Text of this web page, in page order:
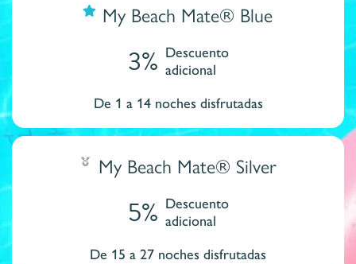
My Beach Mate® Blue
3% Descuento
adicional
De 1 a 14 noches disfrutadas
My Beach Mate® Silver
5% Descuento
adicional
De 15 a 27 noches disfrutadas